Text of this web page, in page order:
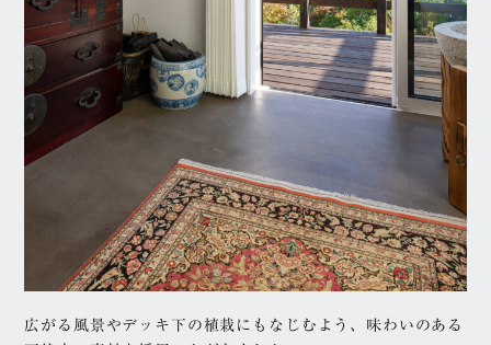
広がる風景やデッキ下の植栽にもなじむよう、味わいのある